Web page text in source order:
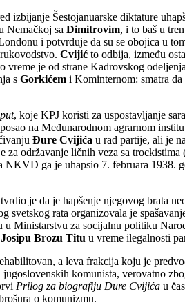
izbijanje Šestojanuarske diktature
Nemačkoj sa Dimitrovim, i to baš u
i potvrđuje da su se obojica u
Cvijić to odbija, između
vreme je od strane Kadrovskog
s Gorkićem i Kominternom: smatra
, koje KPJ koristi za uspostavljanje
na Međunarodnom agrarnom
Đure Cvijića u rad partije, ali je
održavanje ličnih veza sa
ga je uhapsio 7. februara 1938.
je da je hapšenje njegovog brata
svetskog rata organizovala je
u Ministarstvu za socijalnu politiku
Josipu Brozu Titu u vreme ilegalnosti
a leva frakcija koju je
komunista, verovatno
Prilog za biografiju Đure Cvijića u
o komunizmu.